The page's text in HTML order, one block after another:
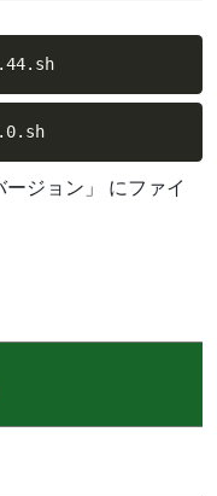
ジョン」 にファイ